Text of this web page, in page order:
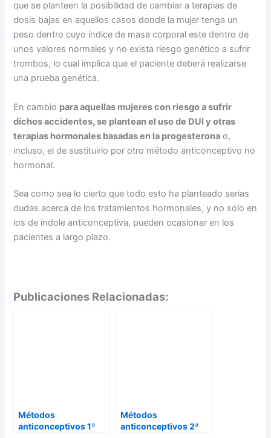
que se planteen la posibilidad de cambiar a terapias de
dosis bajas en aquellos casos donde la mujer tenga un
peso dentro cuyo índice de masa corporal este dentro de
unos valores normales y no exista riesgo genético a sufrir
trombos, lo cual implica que el paciente deberá realizarse
una prueba genética.
En cambio para aquellas mujeres con riesgo a sufrir
dichos accidentes, se plantean el uso de DUI y otras
terapias hormonales basadas en la progesterona o,
incluso, el de sustituirlo por otro método anticonceptivo no
hormonal.
Sea como sea lo cierto que todo esto ha planteado serias
dudas acerca de los tratamientos hormonales, y no solo en
los de índole anticonceptiva, pueden ocasionar en los
pacientes a largo plazo.
Publicaciones Relacionadas:
Métodos
anticonceptivos 1ª
Métodos
anticonceptivos 2ª